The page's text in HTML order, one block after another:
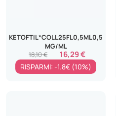
KETOFTIL*COLL25FL0,5ML0,5
MG/ML
16,29 €
18,10 €
RISPARMI: -1.8€ (10%)